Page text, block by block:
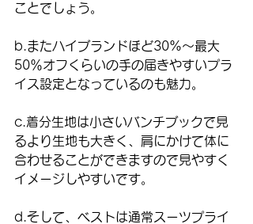
ことでしょう。
b.またハイブランドほど30%〜最大
50％オフくらいの手の届きやすいプラ
イス設定となっているのも魅力。
c.着分生地は小さいバンチブックで見
るより生地も大きく、肩にかけて体に
合わせることができますので見やすく
イメージしやすいです。
d.そして、ベストは通常スーツプライ